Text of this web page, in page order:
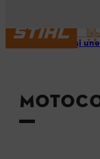
Utilaje şi